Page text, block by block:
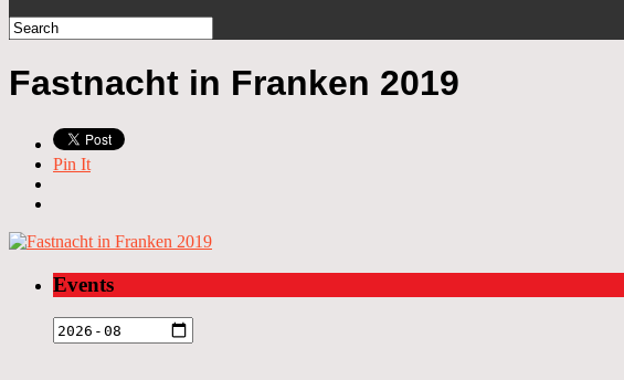
Fastnacht in Franken 2019
Pin It
Events